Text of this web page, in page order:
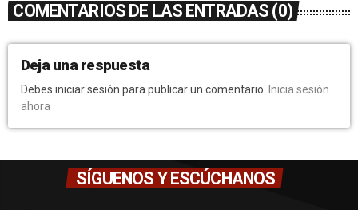
COMENTARIOS DE LAS ENTRADAS (0)
Deja una respuesta
Debes iniciar sesión para publicar un comentario. Inicia sesión
ahora
SÍGUENOS Y ESCÚCHANOS